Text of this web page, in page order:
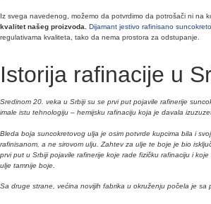
Iz svega navedenog, možemo da potvrdimo da potrošači ni na
kvalitet našeg proizvoda.
Dijamant jestivo rafinisano
regulativama kvaliteta, tako da nema prostora za odstupanje.
Istorija rafinacije u
Sredinom 20. veka u Srbiji su se prvi put pojavile rafinerije
imale istu tehnologiju – hemijsku rafinaciju koja je davala
Bleda boja suncokretovog ulja je osim potvrde kupcima bila i
rafinisanom, a ne sirovom ulju. Zahtev za ulje te boje je bio
prvi put u Srbiji pojavile rafinerije koje rade fizičku rafinaciju i
ulje tamnije boje.
Sa druge strane, većina novijih fabrika u okruženju počela je sa